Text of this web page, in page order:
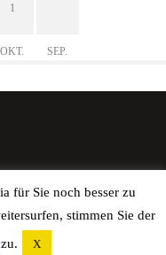
1
OKT. SEP.
reserved. |
für Sie noch besser zu
stimmen Sie der
X